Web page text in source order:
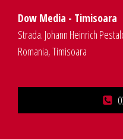
Dow Media - Timisoara
Strada. Johann Heinrich
Romania, Timisoara